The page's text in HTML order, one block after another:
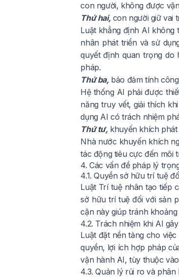
con người, không được
Thứ hai,con người giữ vai
Luật khẳng định AI không
nhân phát triển và sử
quyết định quan trọng
pháp.
Thứ ba,bảo đảm tính
Hệ thống AI phải được
năng truy vết, giải thích
dụng AI có trách nhiệm
Thứ tư,khuyến khích phát
Nhà nước khuyến khích
tác động tiêu cực đến môi
4. Các vấn đề pháp lý
4.1. Quyền sở hữu trí tuệ
Luật Trí tuệ nhân tạo tiếp
sở hữu trí tuệ đối với sản
cận này giúp tránh
4.2. Trách nhiệm khi AI
Luật đặt nền tảng cho
quyền, lợi ích hợp pháp
vận hành AI, tùy thuộc
4.3. Quản lý rủi ro và phân